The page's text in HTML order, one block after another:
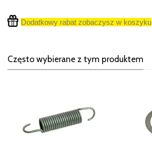
Dodatkowy rabat zobaczysz w koszyku
Często wybierane z tym produktem